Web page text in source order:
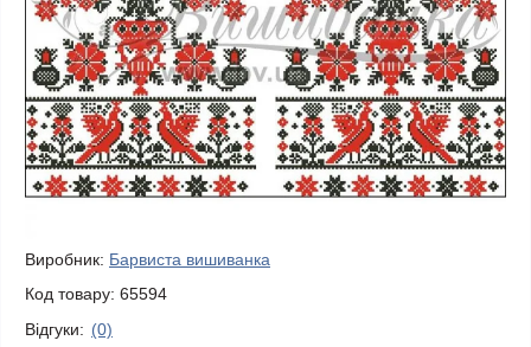
Виробник: Барвиста вишиванка
Код товару: 65594
Відгуки: (0)